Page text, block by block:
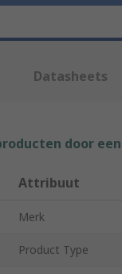
Datasheets
door
Attribuut
Merk
Product Type